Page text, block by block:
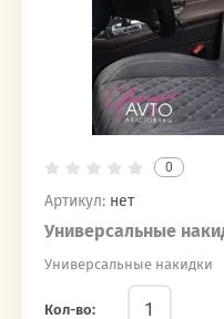
0
Артикул: нет
Универсальные
Универсальные накидки
Кол-во: